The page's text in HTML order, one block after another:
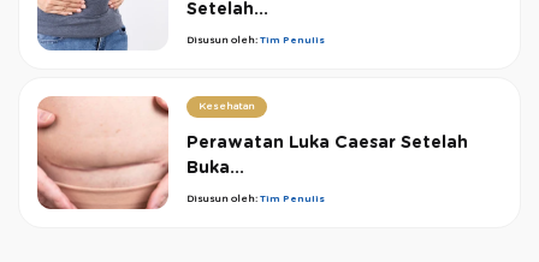
Setelah...
Disusun oleh: Tim Penulis
Kesehatan
Perawatan Luka Caesar Setelah
Buka...
Disusun oleh: Tim Penulis